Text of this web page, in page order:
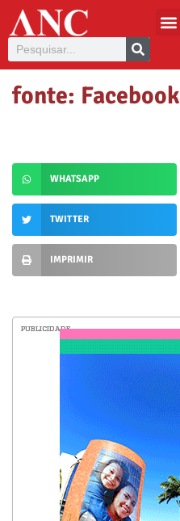
fonte: Facebook
WHATSAPP
TWITTER
IMPRIMIR
PUBLICIDADE